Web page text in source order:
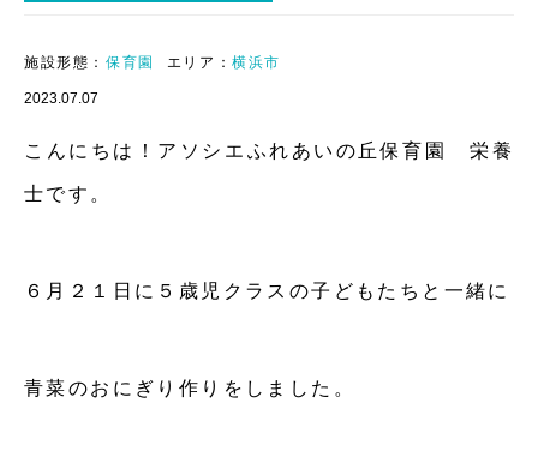
施設形態： 保育園 エリア：横浜市
2023.07.07
こんにちは！アソシエふれあいの丘保育園 栄養
士です。
６月２１日に５歳児クラスの子どもたちと一緒に
青菜のおにぎり作りをしました。